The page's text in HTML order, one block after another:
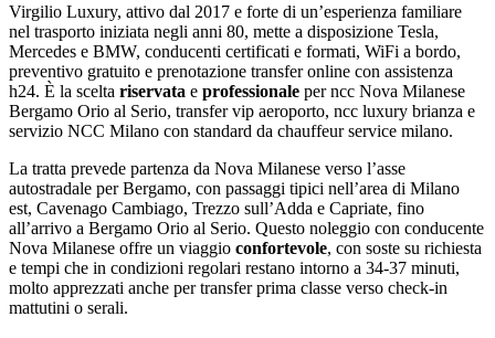
Virgilio Luxury, attivo dal 2017 e forte di un’esperienza familiare
nel trasporto iniziata negli anni 80, mette a disposizione Tesla,
Mercedes e BMW, conducenti certificati e formati, WiFi a bordo,
preventivo gratuito e prenotazione transfer online con assistenza
h24. È la scelta riservata e professionale per ncc Nova Milanese
Bergamo Orio al Serio, transfer vip aeroporto, ncc luxury brianza e
servizio NCC Milano con standard da chauffeur service milano.
La tratta prevede partenza da Nova Milanese verso l’asse
autostradale per Bergamo, con passaggi tipici nell’area di Milano
est, Cavenago Cambiago, Trezzo sull’Adda e Capriate, fino
all’arrivo a Bergamo Orio al Serio. Questo noleggio con conducente
Nova Milanese offre un viaggio confortevole, con soste su richiesta
e tempi che in condizioni regolari restano intorno a 34-37 minuti,
molto apprezzati anche per transfer prima classe verso check-in
mattutini o serali.